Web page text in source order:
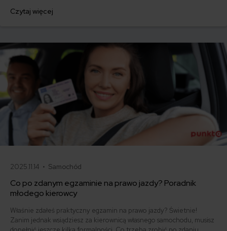
ofertę lub zdecydowałeś się sprzedać samochód w trakcie trwania
Czytaj więcej
2025.11.14 • Samochód
Co po zdanym egzaminie na prawo jazdy? Poradnik
młodego kierowcy
Właśnie zdałeś praktyczny egzamin na prawo jazdy? Świetnie!
Zanim jednak wsiądziesz za kierownicą własnego samochodu, musisz